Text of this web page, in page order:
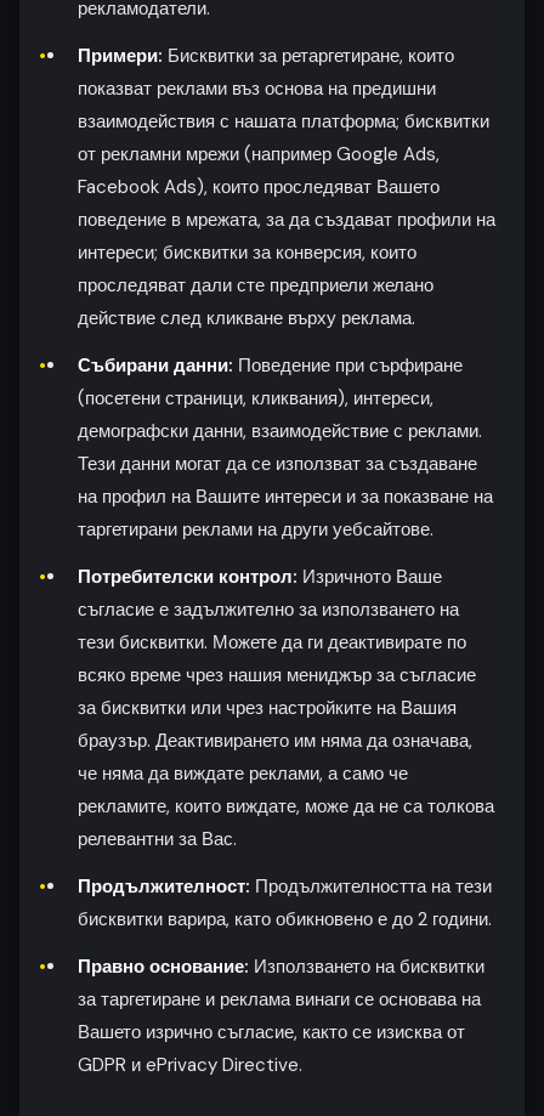
рекламодатели.
Примери: Бисквитки за ретаргетиране, които
показват реклами въз основа на предишни
взаимодействия с нашата платформа; бисквитки
от рекламни мрежи (например Google Ads,
Facebook Ads), които проследяват Вашето
поведение в мрежата, за да създават профили на
интереси; бисквитки за конверсия, които
проследяват дали сте предприели желано
действие след кликване върху реклама.
Събирани данни: Поведение при сърфиране
(посетени страници, кликвания), интереси,
демографски данни, взаимодействие с реклами.
Тези данни могат да се използват за създаване
на профил на Вашите интереси и за показване на
таргетирани реклами на други уебсайтове.
Потребителски контрол: Изричното Ваше
съгласие е задължително за използването на
тези бисквитки. Можете да ги деактивирате по
всяко време чрез нашия мениджър за съгласие
за бисквитки или чрез настройките на Вашия
браузър. Деактивирането им няма да означава,
че няма да виждате реклами, а само че
рекламите, които виждате, може да не са толкова
релевантни за Вас.
Продължителност: Продължителността на тези
бисквитки варира, като обикновено е до 2 години.
Правно основание: Използването на бисквитки
за таргетиране и реклама винаги се основава на
Вашето изрично съгласие, както се изисква от
GDPR и ePrivacy Directive.